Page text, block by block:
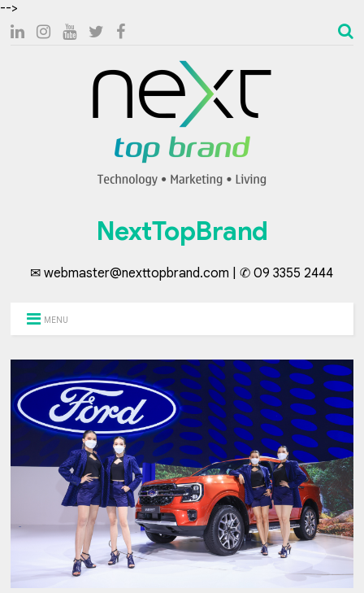
-->
NextTopBrand
✉ webmaster@nexttopbrand.com | ✆ 09 3355 2444
MENU